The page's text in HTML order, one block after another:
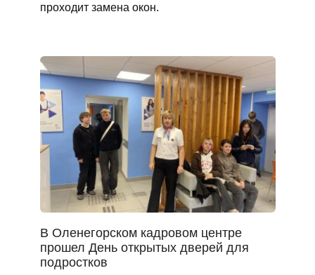
проходит замена окон.
В Оленегорском кадровом центре
прошел День открытых дверей для
подростков